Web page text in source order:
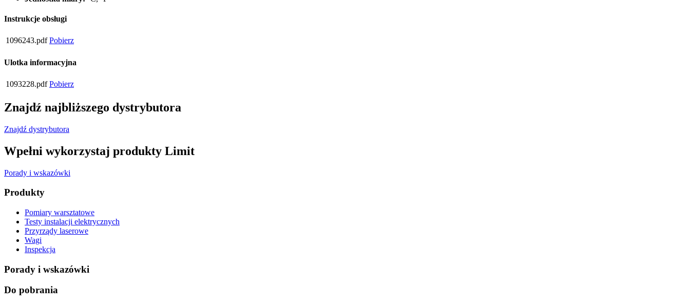
Instrukcje obsługi
1096243.pdf Pobierz
Ulotka informacyjna
1093228.pdf Pobierz
Znajdź najbliższego dystrybutora
Znajdź dystrybutora
Wpełni wykorzystaj produkty Limit
Porady i wskazówki
Produkty
Pomiary warsztatowe
Testy instalacji elektrycznych
Przyrządy laserowe
Wagi
Inspekcja
Porady i wskazówki
Do pobrania